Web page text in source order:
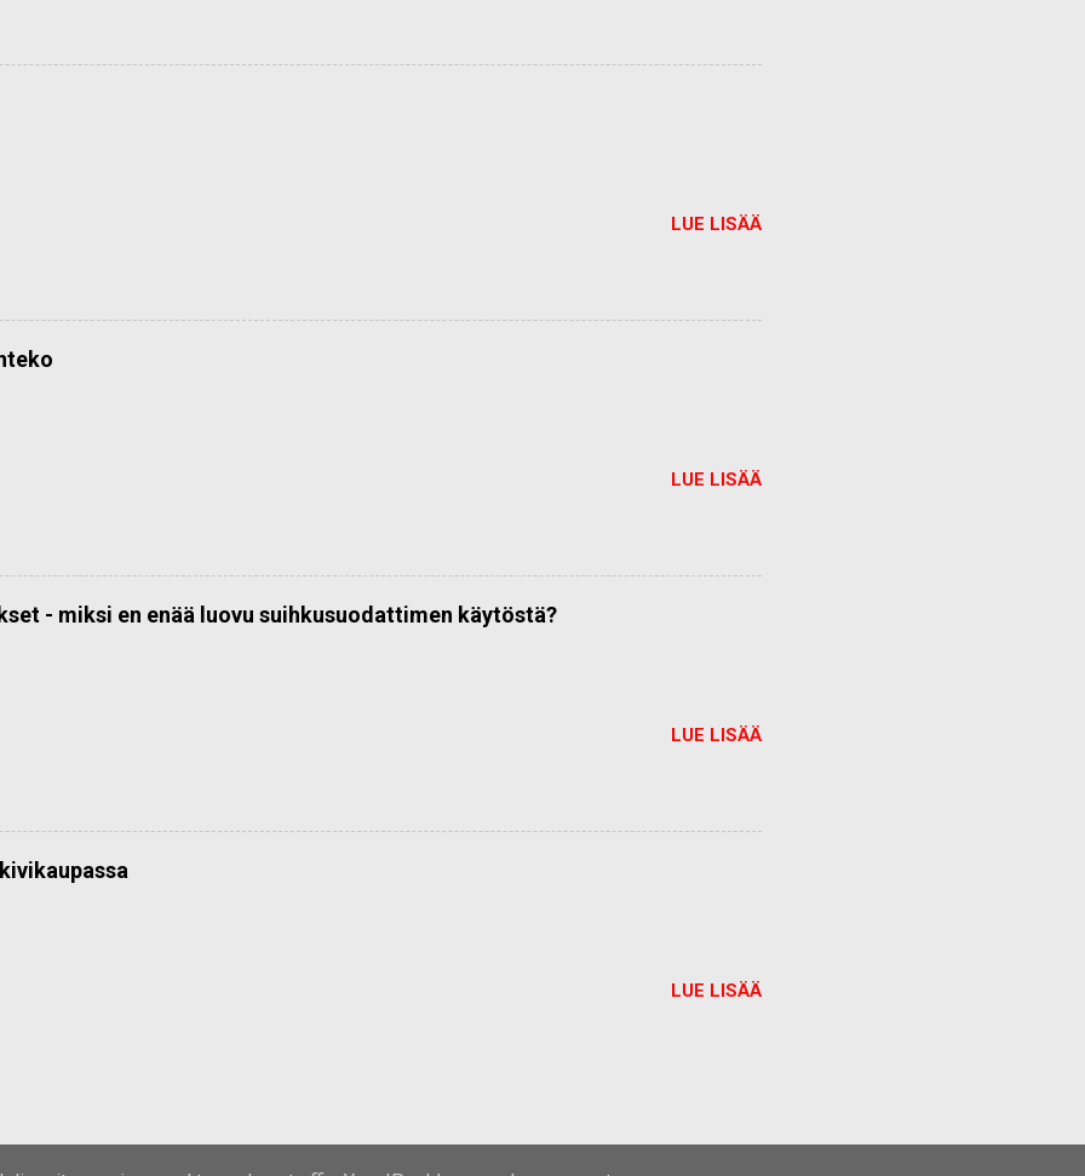
LUE LISÄÄ
LUE LISÄÄ
- miksi en enää luovu suihkusuodattimen käytöstä?
LUE LISÄÄ
LUE LISÄÄ